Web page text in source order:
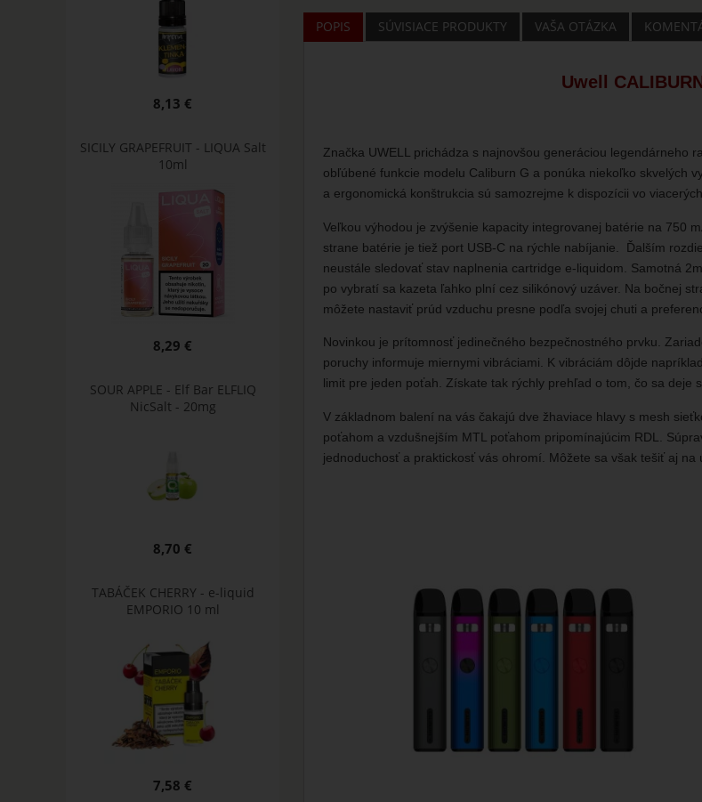
POPIS SÚVISIACE PRODUKTY VAŠA OTÁZKA
Uwell
Značka UWELL prichádza s najnovšou generáciou legendárneho
obľúbené funkcie modelu Caliburn G a ponúka niekoľko skvelých
a ergonomická konštrukcia sú samozrejme k dispozícii vo
Veľkou výhodou je zvýšenie kapacity integrovanej batérie na 750
strane batérie je tiež port USB-C na rýchle nabíjanie. Ďalším
neustále sledovať stav naplnenia cartridge e-liquidom. Samotná
po vybratí sa kazeta ľahko plní cez silikónový uzáver. Na bočnej
môžete nastaviť prúd vzduchu presne podľa svojej chuti a
Novinkou je prítomnosť jedinečného bezpečnostného prvku.
poruchy informuje miernymi vibráciami. K vibráciám dôjde
limit pre jeden poťah. Získate tak rýchly prehľad o tom, čo sa deje
V základnom balení na vás čakajú dve žhaviace hlavy s mesh
poťahom a vzdušnejším MTL poťahom pripomínajúcim RDL.
jednoduchosť a praktickosť vás ohromí. Môžete sa však tešiť aj na
8,13 €
SICILY GRAPEFRUIT - LIQUA Salt
10ml
8,29 €
SOUR APPLE - Elf Bar ELFLIQ
NicSalt - 20mg
8,70 €
TABÁČEK CHERRY - e-liquid
EMPORIO 10 ml
7,58 €